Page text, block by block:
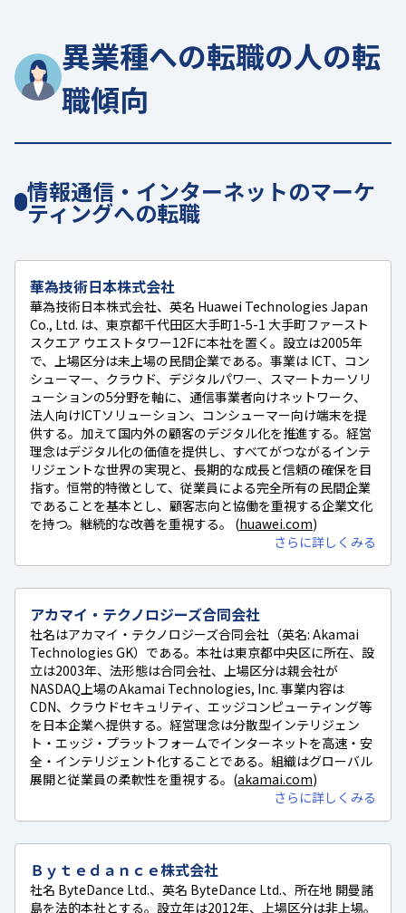
異業種への転職の人の転
職傾向
情報通信・インターネットのマーケ
ティングへの転職
華為技術日本株式会社
華為技術日本株式会社、英名 Huawei Technologies Japan
Co., Ltd. は、東京都千代田区大手町1-5-1 大手町ファースト
スクエア ウエストタワー12Fに本社を置く。設立は2005年
で、上場区分は未上場の民間企業である。事業は ICT、コン
シューマー、クラウド、デジタルパワー、スマートカーソリ
ューションの5分野を軸に、通信事業者向けネットワーク、
法人向けICTソリューション、コンシューマー向け端末を提
供する。加えて国内外の顧客のデジタル化を推進する。経営
理念はデジタル化の価値を提供し、すべてがつながるインテ
リジェントな世界の実現と、長期的な成長と信頼の確保を目
指す。恒常的特徴として、従業員による完全所有の民間企業
であることを基本とし、顧客志向と協働を重視する企業文化
を持つ。継続的な改善を重視する。 (huawei.com)
さらに詳しくみる
アカマイ・テクノロジーズ合同会社
社名はアカマイ・テクノロジーズ合同会社（英名: Akamai
Technologies GK）である。本社は東京都中央区に所在、設
立は2003年、法形態は合同会社、上場区分は親会社が
NASDAQ上場のAkamai Technologies, Inc. 事業内容は
CDN、クラウドセキュリティ、エッジコンピューティング等
を日本企業へ提供する。経営理念は分散型インテリジェン
ト・エッジ・プラットフォームでインターネットを高速・安
全・インテリジェント化することである。組織はグローバル
展開と従業員の柔軟性を重視する。(akamai.com)
さらに詳しくみる
Ｂｙｔｅｄａｎｃｅ株式会社
社名 ByteDance Ltd.、英名 ByteDance Ltd.、所在地 開曼諸
島を法的本社とする。設立年は2012年、上場区分は非上場。